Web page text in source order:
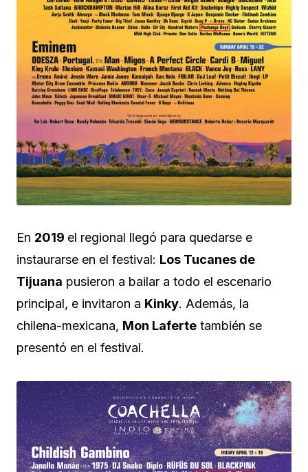
En 2019 el regional llegó para quedarse e
instaurarse en el festival: Los Tucanes de
Tijuana pusieron a bailar a todo el escenario
principal, e invitaron a Kinky. Además, la
chilena-mexicana, Mon Laferte también se
presentó en el festival.